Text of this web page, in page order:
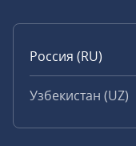
Россия (RU)
Узбекистан (UZ)